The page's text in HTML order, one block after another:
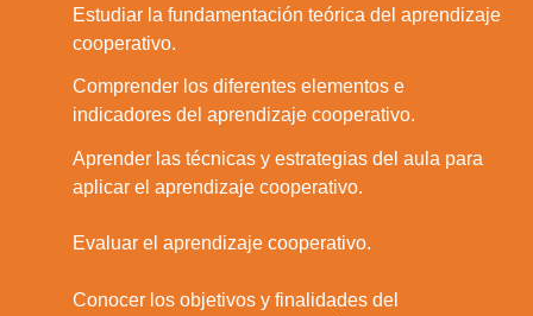
Estudiar la fundamentación teórica del aprendizaje
cooperativo.
Comprender los diferentes elementos e
indicadores del aprendizaje cooperativo.
Aprender las técnicas y estrategias del aula para
aplicar el aprendizaje cooperativo.
Evaluar el aprendizaje cooperativo.
Conocer los objetivos y finalidades del